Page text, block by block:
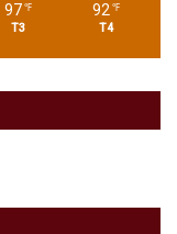
97 ℉
T3
92 ℉
T4